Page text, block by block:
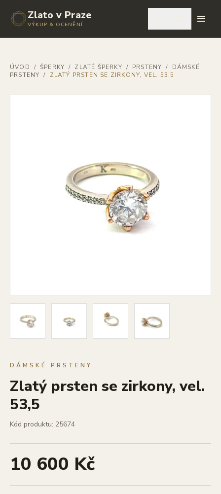
Zlato v Praze
VÝKUP & OCENĚNÍ
ÚVOD / ŠPERKY / ZLATÉ ŠPERKY / PRSTENY /
DÁMSKÉ
PRSTENY / ZLATÝ PRSTEN SE ZIRKONY, VEL. 53,5
DÁMSKÉ PRSTENY
Zlatý prsten se zirkony, vel.
53,5
Kód produktu: 25674
10 600 Kč